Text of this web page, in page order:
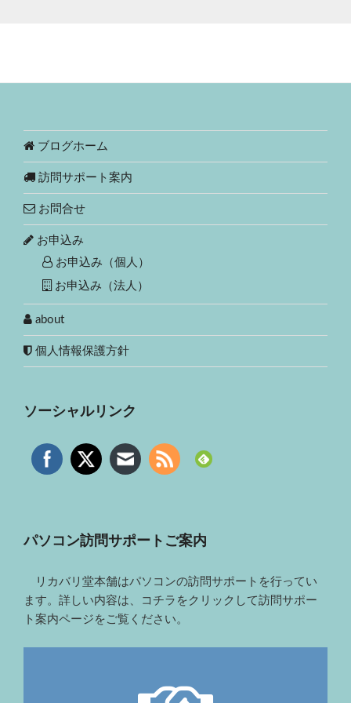
ブログホーム
訪問サポート案内
お問合せ
お申込み
お申込み（個人）
お申込み（法人）
about
個人情報保護方針
ソーシャルリンク
パソコン訪問サポートご案内
リカバリ堂本舗はパソコンの訪問サポートを行ってい
ます。詳しい内容は、コチラをクリックして訪問サポー
ト案内ページをご覧ください。